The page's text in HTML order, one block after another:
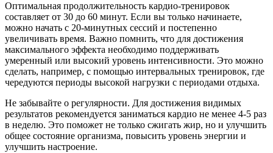
Оптимальная продолжительность кардио-тренировок
составляет от 30 до 60 минут. Если вы только начинаете,
можно начать с 20-минутных сессий и постепенно
увеличивать время. Важно помнить, что для достижения
максимального эффекта необходимо поддерживать
умеренный или высокий уровень интенсивности. Это можно
сделать, например, с помощью интервальных тренировок, где
чередуются периоды высокой нагрузки с периодами отдыха.
Не забывайте о регулярности. Для достижения видимых
результатов рекомендуется заниматься кардио не менее 4-5 раз
в неделю. Это поможет не только сжигать жир, но и улучшить
общее состояние организма, повысить уровень энергии и
улучшить настроение.